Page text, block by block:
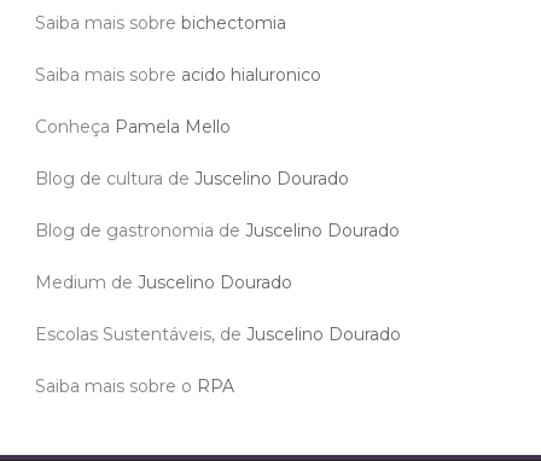
Saiba mais sobre bichectomia
Saiba mais sobre acido hialuronico
Conheça Pamela Mello
Blog de cultura de Juscelino Dourado
Blog de gastronomia de Juscelino Dourado
Medium de Juscelino Dourado
Escolas Sustentáveis, de Juscelino Dourado
Saiba mais sobre o RPA